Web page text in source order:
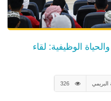
الوظيفية: لقاء
البريمي